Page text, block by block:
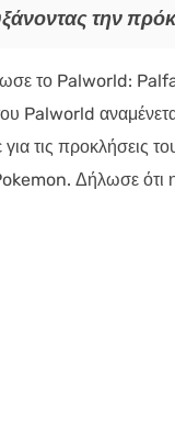
την
το Palworld:
Palworld
τις προκλήσεις
Δήλωσε ότι